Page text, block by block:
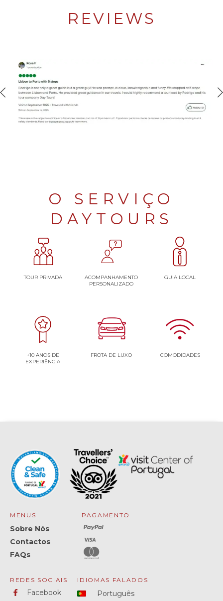
REVIEWS
O SERVIÇO
DAYTOURS
TOUR PRIVADA
ACOMPANHAMENTO
PERSONALIZADO
GUIA LOCAL
+10 ANOS DE
EXPERIÊNCIA
FROTA DE LUXO COMODIDADES
MENUS
Sobre Nós
Contactos
FAQs
PAGAMENTO
REDES SOCIAIS
Facebook
IDIOMAS FALADOS
Português